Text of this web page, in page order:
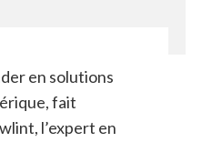
en solutions
fait
l’expert en